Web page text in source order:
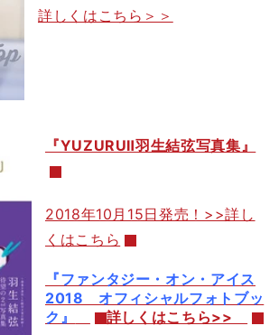
詳しくはこちら＞＞
『YUZURUⅡ羽生結弦写真集』
2018年10月15日発売！>>詳し
くはこちら
『ファンタジー・オン・アイス
2018 オフィシャルフォトブッ
ク』
詳しくはこちら>>